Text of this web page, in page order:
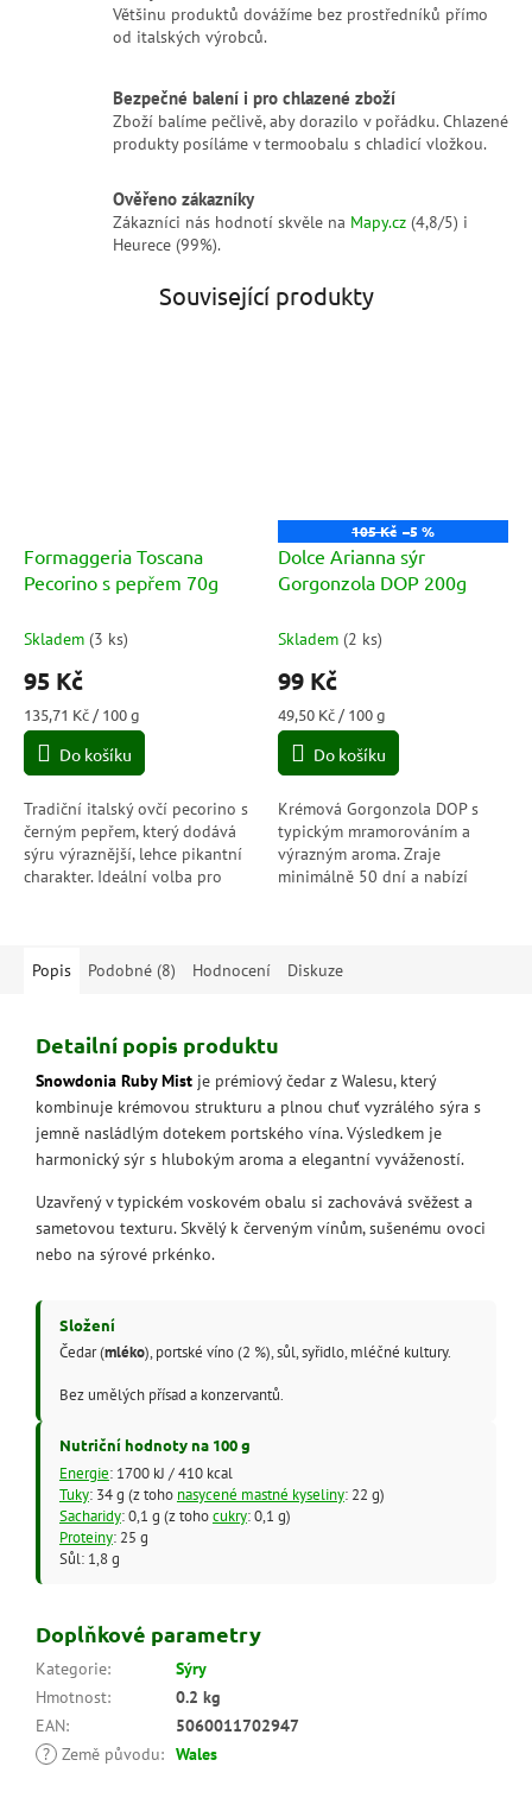
Většinu produktů dovážíme bez prostředníků přímo
od italských výrobců.
Bezpečné balení i pro chlazené zboží
Zboží balíme pečlivě, aby dorazilo v pořádku. Chlazené
produkty posíláme v termoobalu s chladicí vložkou.
Ověřeno zákazníky
Zákazníci nás hodnotí skvěle na Mapy.cz (4,8/5) i
Heurece (99%).
Související produkty
Formaggeria Toscana
Pecorino s pepřem 70g
Skladem (3 ks)
95 Kč
Měrná
cena:
135,71 Kč / 100 g
Do košíku
Tradiční italský ovčí pecorino s
černým pepřem, který dodává
sýru výraznější, lehce pikantní
charakter. Ideální volba pro
105 Kč –5 %
Dolce Arianna sýr
Gorgonzola DOP 200g
Skladem (2 ks)
99 Kč
Měrná
cena:
49,50 Kč / 100 g
Do košíku
Krémová Gorgonzola DOP s
typickým mramorováním a
výrazným aroma. Zraje
minimálně 50 dní a nabízí
Popis
Podobné (8) Hodnocení Diskuze
Detailní popis produktu
Snowdonia Ruby Mist je prémiový čedar z Walesu, který
kombinuje krémovou strukturu a plnou chuť vyzrálého sýra s
jemně nasládlým dotekem portského vína. Výsledkem je
harmonický sýr s hlubokým aroma a elegantní vyvážeností.
Uzavřený v typickém voskovém obalu si zachovává svěžest a
sametovou texturu. Skvělý k červeným vínům, sušenému ovoci
nebo na sýrové prkénko.
Složení
Čedar (mléko), portské víno (2 %), sůl, syřidlo, mléčné kultury.
Bez umělých přísad a konzervantů.
Nutriční hodnoty na 100 g
Energie: 1700 kJ / 410 kcal
Tuky: 34 g (z toho nasycené mastné kyseliny: 22 g)
Sacharidy: 0,1 g (z tohocukry: 0,1 g)
Proteiny: 25 g
Sůl: 1,8 g
Doplňkové parametry
Kategorie:
Sýry
Hmotnost:
0.2 kg
EAN:
5060011702947
? Země původu: Wales